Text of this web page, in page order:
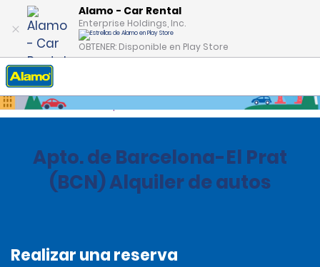
Alamo - Car Rental
Enterprise Holdings, Inc.
OBTENER: Disponible en Play Store
Inicio Oficinas
Apto. de Barcelona-El Prat
(BCN) Alquiler de autos
Realizar una reserva